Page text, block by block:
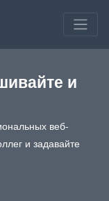
и
веб-
и задавайте